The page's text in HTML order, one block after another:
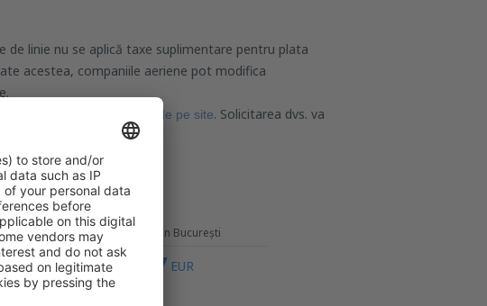
de linie nu se aplică taxe suplimentare pentru plata
acestea, companiile aeriene pot modifica
contact de pe site. Solicitarea dvs. va
cât mai curând posibil.
Roma
Plecare din București
47 EUR